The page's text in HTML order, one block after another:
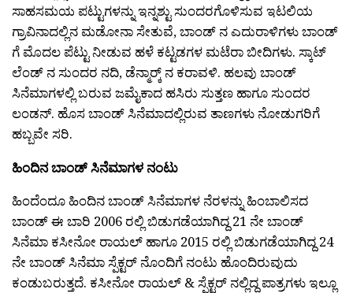
ಸಾಹಸಮಯ ಪಟ್ಟುಗಳನ್ನು ಇನ್ನಶ್ಟು ಸುಂದರಗೊಳಿಸುವ ಇಟಲಿಯ
ಗ್ರಾವಿನಾದಲ್ಲಿನ ಮಡೋನಾ ಸೇತುವೆ, ಬಾಂಡ್ ನ ಎದುರಾಳಿಗಳು ಬಾಂಡ್
ಗೆ ಮೊದಲ ಪೆಟ್ಟು ನೀಡುವ ಹಳೆ ಕಟ್ಟಡಗಳ ಮಟೆರಾ ಬೀದಿಗಳು. ಸ್ಕಾಟ್
ಲೆಂಡ್ ನ ಸುಂದರ ನದಿ, ಡೆನ್ಮಾರ‍್ಕ್ ನ ಕರಾವಳಿ. ಹಲವು ಬಾಂಡ್
ಸಿನೆಮಾಗಳಲ್ಲಿ ಬರುವ ಜಮೈಕಾದ ಹಸಿರು ಸುತ್ತಣ ಹಾಗೂ ಸುಂದರ
ಲಂಡನ್. ಹೊಸ ಬಾಂಡ್ ಸಿನೆಮಾದಲ್ಲಿರುವ ತಾಣಗಳು ನೋಡುಗರಿಗೆ
ಹಬ್ಬವೇ ಸರಿ.
ಹಿಂದಿನ ಬಾಂಡ್ ಸಿನೆಮಾಗಳ ನಂಟು
ಹಿಂದೆಂದೂ ಹಿಂದಿನ ಬಾಂಡ್ ಸಿನೆಮಾಗಳ ನೆರಳನ್ನು ಹಿಂಬಾಲಿಸದ
ಬಾಂಡ್ ಈ ಬಾರಿ 2006 ರಲ್ಲಿ ಬಿಡುಗಡೆಯಾಗಿದ್ದ 21 ನೇ ಬಾಂಡ್
ಸಿನೆಮಾ ಕಸೀನೋ ರಾಯಲ್ ಹಾಗೂ 2015 ರಲ್ಲಿ ಬಿಡುಗಡೆಯಾಗಿದ್ದ 24
ನೇ ಬಾಂಡ್ ಸಿನೆಮಾ ಸ್ಪೆಕ್ಟರ್ ನೊಂದಿಗೆ ನಂಟು ಹೊಂದಿರುವುದು
ಕಂಡುಬರುತ್ತದೆ. ಕಸೀನೋ ರಾಯಲ್ & ಸ್ಪೆಕ್ಟರ್ ನಲ್ಲಿದ್ದ ಪಾತ್ರಗಳು ಇಲ್ಲೂ